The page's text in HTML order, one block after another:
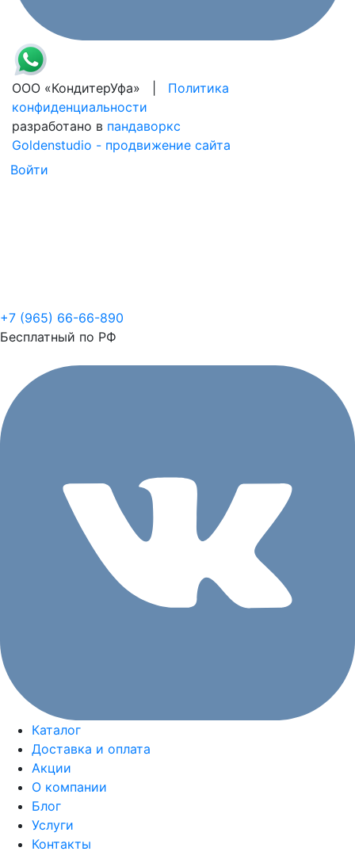
ООО «КондитерУфа» | Политика
конфиденциальности
разработано в пандаворкс
Goldenstudio - продвижение сайта
Войти
+7 (965) 66-66-890
Бесплатный по РФ
Каталог
Доставка и оплата
Акции
О компании
Блог
Услуги
Контакты